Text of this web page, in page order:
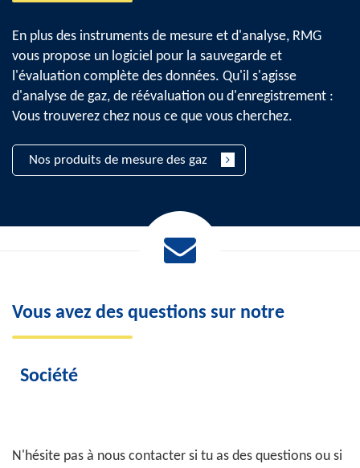
En plus des instruments de mesure et d'analyse, RMG
vous propose un logiciel pour la sauvegarde et
l'évaluation complète des données. Qu'il s'agisse
d'analyse de gaz, de réévaluation ou d'enregistrement :
Vous trouverez chez nous ce que vous cherchez.
Nos produits de mesure des gaz
Vous avez des questions sur notre
Société
N'hésite pas à nous contacter si tu as des questions ou si